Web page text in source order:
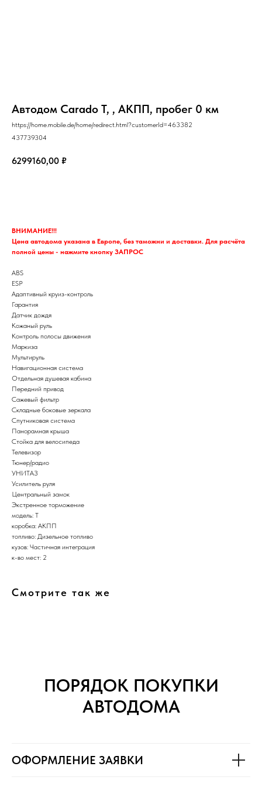
Автодом Carado T, , АКПП, пробег 0 км
https://home.mobile.de/home/redirect.html?customerId=463382
437739304
6299160,00 ₽
ВНИМАНИЕ!!!
Цена автодома указана в Европе, без таможни и доставки. Для расчёта
полной цены - нажмите кнопку ЗАПРОС
ABS
ESP
Адаптивный круиз-контроль
Гарантия
Датчик дождя
Кожаный руль
Контроль полосы движения
Маркиза
Мультируль
Навигационная система
Отдельная душевая кабина
Передний привод
Сажевый фильтр
Складные боковые зеркала
Спутниковая система
Панорамная крыша
Стойка для велосипеда
Телевизор
Тюнер/радио
УНИТАЗ
Усилитель руля
Центральный замок
Экстренное торможение
модель: T
коробка: АКПП
топливо: Дизельное топливо
кузов: Частичная интеграция
к-во мест: 2
Смотрите так же
ПОРЯДОК ПОКУПКИ
АВТОДОМА
ОФОРМЛЕНИЕ ЗАЯВКИ